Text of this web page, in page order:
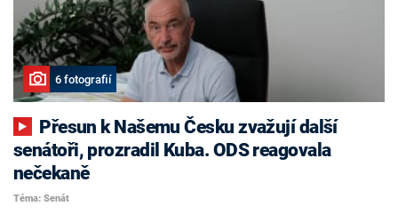
6 fotografií
senátoři, prozradil Kuba. ODS reagovala
nečekaně
Téma: Senát